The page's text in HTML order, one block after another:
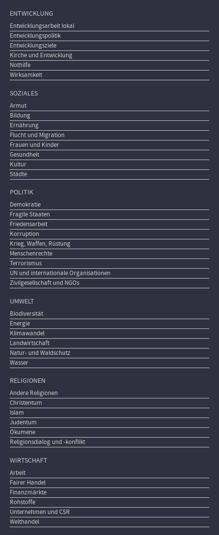
ENTWICKLUNG
Entwicklungsarbeit lokal
Entwicklungspolitik
Entwicklungsziele
Kirche und Entwicklung
Nothilfe
Wirksamkeit
SOZIALES
Armut
Bildung
Ernährung
Flucht und Migration
Frauen und Kinder
Gesundheit
Kultur
Städte
POLITIK
Demokratie
Fragile Staaten
Friedensarbeit
Korruption
Krieg, Waffen, Rüstung
Menschenrechte
Terrorismus
UN und internationale Organisationen
Zivilgesellschaft und NGOs
UMWELT
Biodiversität
Energie
Klimawandel
Landwirtschaft
Natur- und Waldschutz
Wasser
RELIGIONEN
Andere Religionen
Christentum
Islam
Judentum
Ökumene
Religionsdialog und -konflikt
WIRTSCHAFT
Arbeit
Fairer Handel
Finanzmärkte
Rohstoffe
Unternehmen und CSR
Welthandel